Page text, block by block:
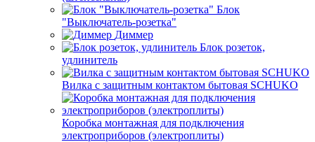
Блок
"Выключатель-розетка"
Диммер
Блок розеток,
удлинитель
Вилка с защитным контактом бытовая SCHUKO
Коробка монтажная для подключения
электроприборов (электроплиты)